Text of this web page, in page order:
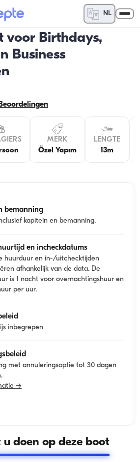
NL
voor Birthdays,
Business
Beoordelingen
MERK
Özel Yapım
LENGTE
13m
bemanning
kapitein en bemanning.
en incheckdatums
huurduur en in-/uitchecktijden
afhankelijk van de data. De
is 1 nacht voor overnachtingshuur en
per uur.
inbegrepen
met annuleringsoptie tot 30 dagen
→
doen op deze boot